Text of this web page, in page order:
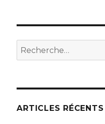
Recherche
pour :
ARTICLES RÉCENTS